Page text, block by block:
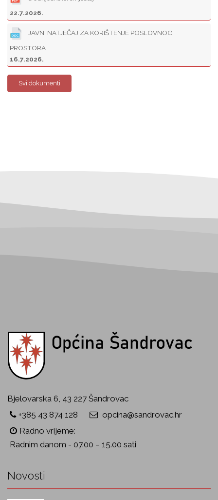
22.7.2026.
JAVNI NATJEČAJ ZA KORIŠTENJE POSLOVNOG
PROSTORA
16.7.2026.
Svi dokumenti
Bjelovarska 6, 43 227 Šandrovac
+385 43 874 128
opcina@sandrovac.hr
Radno vrijeme:
Radnim danom - 07.00 – 15.00 sati
Novosti